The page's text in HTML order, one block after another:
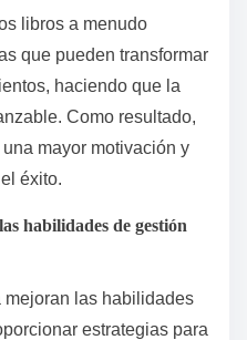
libros a menudo
que pueden transformar
haciendo que la
Como resultado,
mayor motivación y
éxito.
habilidades de gestión
mejoran las habilidades
estrategias para